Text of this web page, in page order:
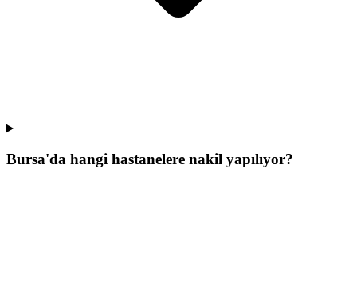
Bursa'da hangi hastanelere nakil yapılıyor?